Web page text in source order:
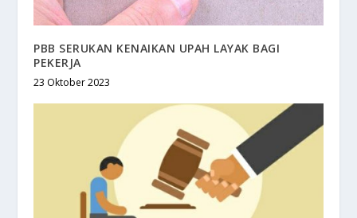
PBB SERUKAN KENAIKAN UPAH LAYAK BAGI
PEKERJA
23 Oktober 2023